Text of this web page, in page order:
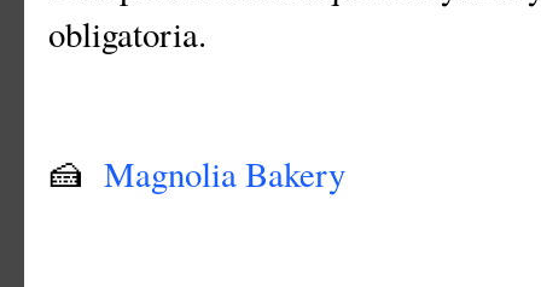
obligatoria.
🍰 Magnolia Bakery